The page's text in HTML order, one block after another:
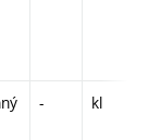
- kl